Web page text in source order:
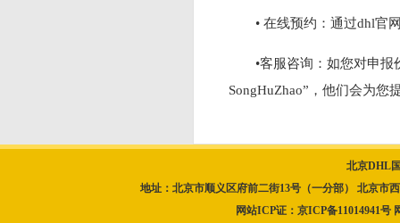
• 在线预约：通过dhl官
•客服咨询：如您对申
SongHuZhao”，他们会为您
北京DHL
地址：北京市顺义区府前二街13号（一分部） 北京市
网站ICP证： 京ICP备11014941号